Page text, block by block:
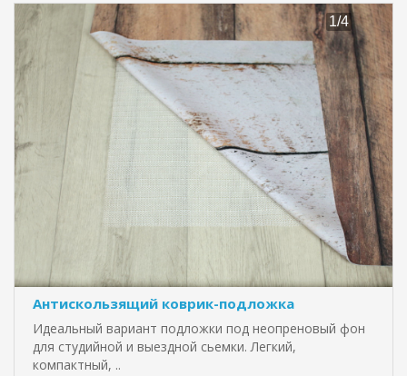
Антискользящий коврик-подложка
Идеальный вариант подложки под неопреновый фон
для студийной и выездной сьемки. Легкий,
компактный, ..